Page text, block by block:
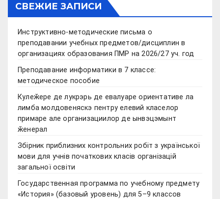
СВЕЖИЕ ЗАПИСИ
Инструктивно-методические письма о
преподавании учебных предметов/дисциплин в
организациях образования ПМР на 2026/27 уч. год
Преподавание информатики в 7 классе:
методическое пособие
Кулеӂере де лукрэрь де евалуаре ориентативе ла
лимба молдовеняскэ пентру елевий класелор
примаре але организациилор де ынвэцэмынт
ӂенерал
Збірник приблизних контрольних робіт з української
мови для учнів початкових класів організацій
загальної освіти
Государственная программа по учебному предмету
«История» (базовый уровень) для 5–9 классов